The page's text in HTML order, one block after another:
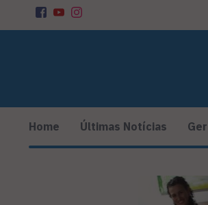
Home Últimas Notícias